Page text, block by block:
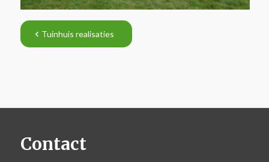
Tuinhuis realisaties
Contact